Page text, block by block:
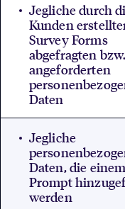
Jegliche durch
Kunden
Survey Forms
abgefragten
angeforderten
Daten
Jegliche
Daten, die
Prompt
werden